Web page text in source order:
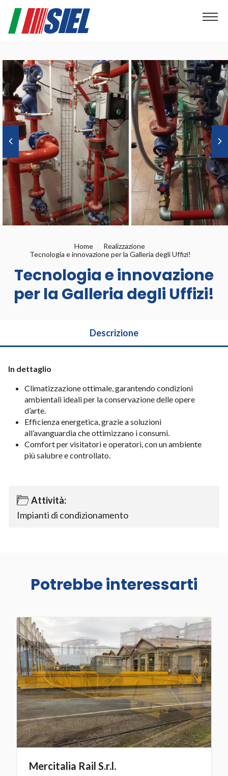
Home
Realizzazione
Tecnologia e innovazione per la Galleria degli Uffizi!
Tecnologia e innovazione
per la Galleria degli Uffizi!
Descrizione
In dettaglio
Climatizzazione ottimale, garantendo condizioni
ambientali ideali per la conservazione delle opere
d’arte.
Efficienza energetica, grazie a soluzioni
all’avanguardia che ottimizzano i consumi.
Comfort per visitatori e operatori, con un ambiente
più salubre e controllato.
Attività:
Impianti di condizionamento
Potrebbe interessarti
Mercitalia Rail S.r.l.